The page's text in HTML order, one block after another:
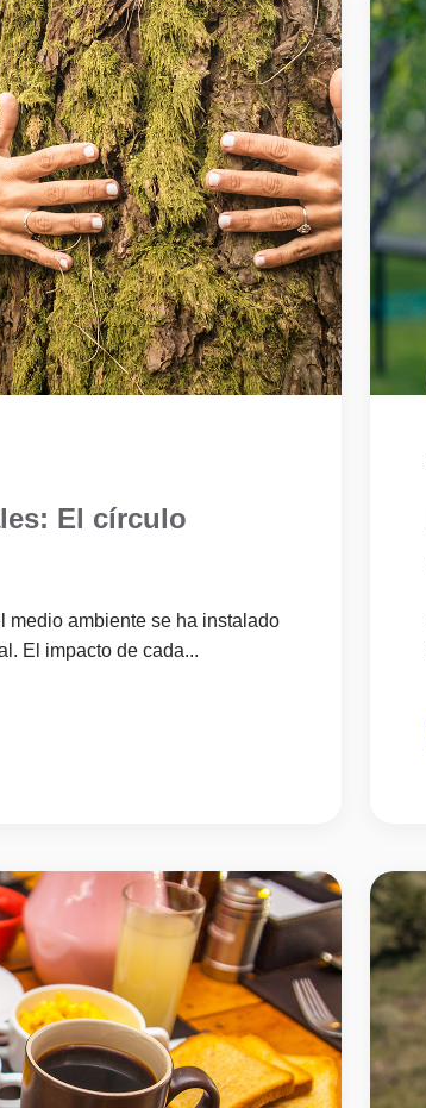
El círculo
medio ambiente se ha instalado
El impacto de cada...